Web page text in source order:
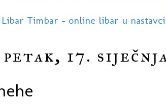
Libar Timbar - online libar u
petak, 17.